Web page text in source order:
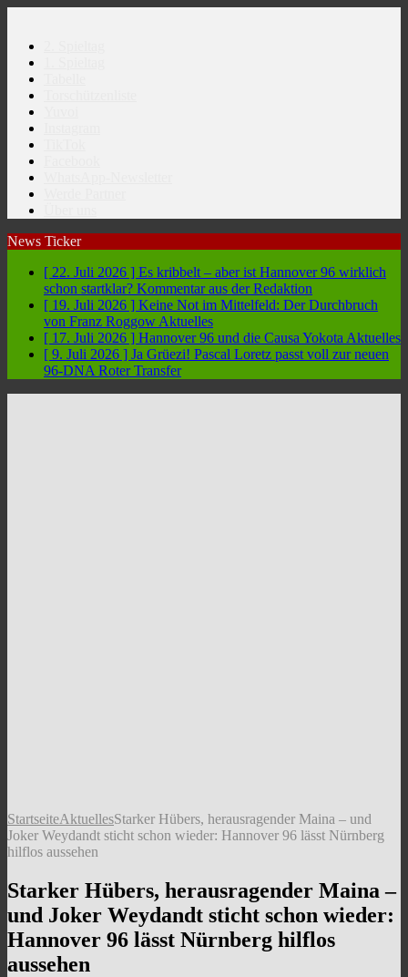
News Ticker
[ 22. Juli 2026 ] Es kribbelt – aber ist Hannover 96 wirklich
schon startklar? Kommentar aus der Redaktion
[ 19. Juli 2026 ] Keine Not im Mittelfeld: Der Durchbruch
von Franz Roggow Aktuelles
[ 17. Juli 2026 ] Hannover 96 und die Causa Yokota Aktuelles
[ 9. Juli 2026 ] Ja Grüezi! Pascal Loretz passt voll zur neuen
96-DNA Roter Transfer
StartseiteAktuellesStarker Hübers, herausragender Maina – und
Joker Weydandt sticht schon wieder: Hannover 96 lässt Nürnberg
hilflos aussehen
Starker Hübers, herausragender Maina –
und Joker Weydandt sticht schon wieder:
Hannover 96 lässt Nürnberg hilflos
aussehen